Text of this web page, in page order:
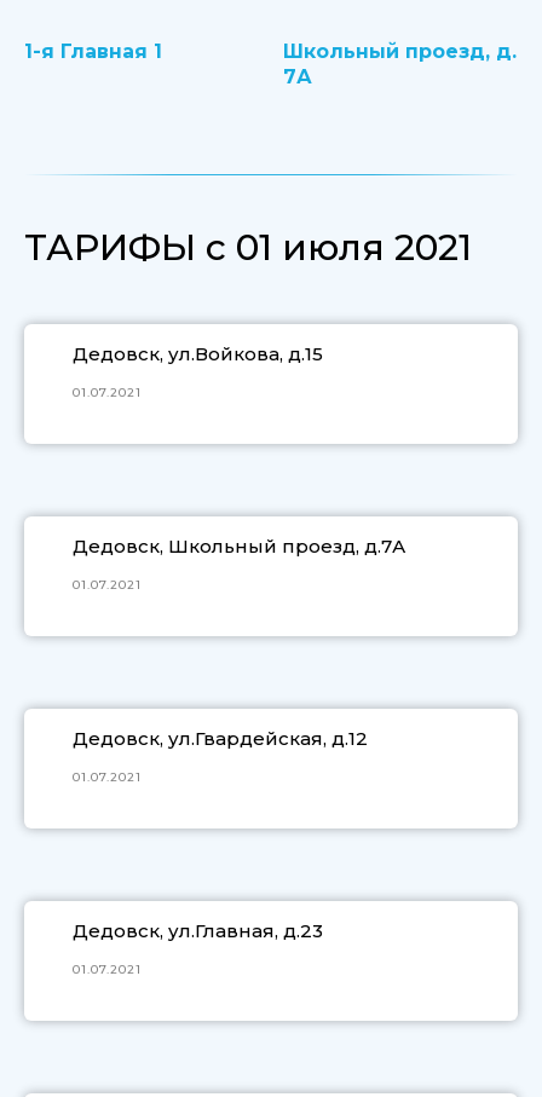
1-я Главная 1
Школьный проезд, д.
7А
ТАРИФЫ с 01 июля 2021
Дедовск, ул.Войкова, д.15
01.07.2021
Дедовск, Школьный проезд, д.7А
01.07.2021
Дедовск, ул.Гвардейская, д.12
01.07.2021
Дедовск, ул.Главная, д.23
01.07.2021